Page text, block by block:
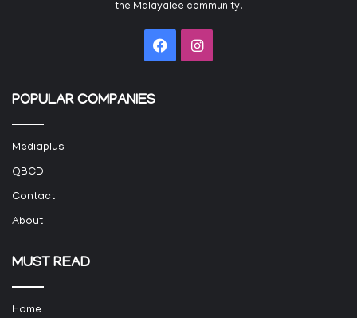
the Malayalee community.
FacebookInstagram
POPULAR COMPANIES
Mediaplus
QBCD
Contact
About
MUST READ
Home